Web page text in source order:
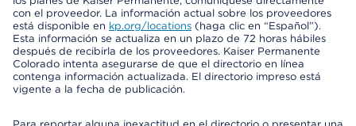
con el proveedor. La información actual sobre los proveedores
está disponible en kp.org/locations (haga clic en “Español”).
Esta información se actualiza en un plazo de 72 horas hábiles
después de recibirla de los proveedores. Kaiser Permanente
Colorado intenta asegurarse de que el directorio en línea
contenga información actualizada. El directorio impreso está
vigente a la fecha de publicación.